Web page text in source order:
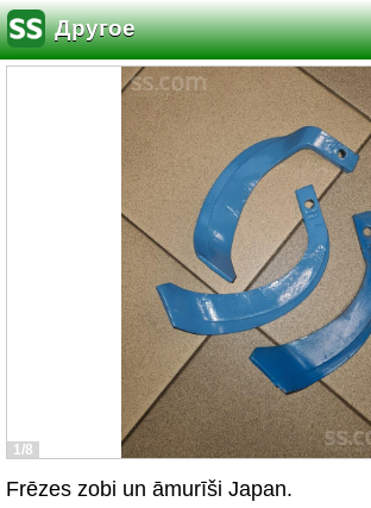
Другое
1/8
Frēzes zobi un āmurīši Japan.